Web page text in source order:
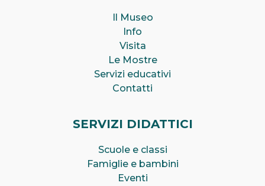
Il Museo
Info
Visita
Le Mostre
Servizi educativi
Contatti
SERVIZI DIDATTICI
Scuole e classi
Famiglie e bambini
Eventi